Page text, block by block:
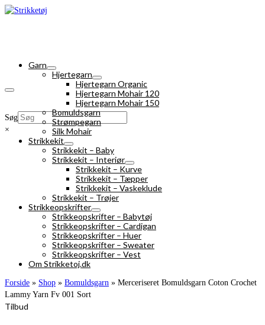
Søg
×
Garn
Hjertegarn
Hjertegarn Organic
Hjertegarn Mohair 120
Hjertegarn Mohair 150
Bomuldsgarn
Strømpegarn
Silk Mohair
Strikkekit
Strikkekit – Baby
Strikkekit – Interiør
Strikkekit – Kurve
Strikkekit – Tæpper
Strikkekit – Vaskeklude
Strikkekit – Trøjer
Strikkeopskrifter
Strikkeopskrifter – Babytøj
Strikkeopskrifter – Cardigan
Strikkeopskrifter – Huer
Strikkeopskrifter – Sweater
Strikkeopskrifter – Vest
Om Strikketoj.dk
Forside » Shop » Bomuldsgarn » Merceriseret Bomuldsgarn Coton Crochet
Lammy Yarn Fv 001 Sort
Tilbud